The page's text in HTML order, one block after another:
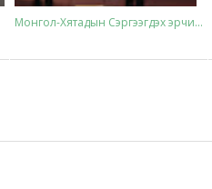
Монгол-Хятадын Сэргээгдэх эрчи...